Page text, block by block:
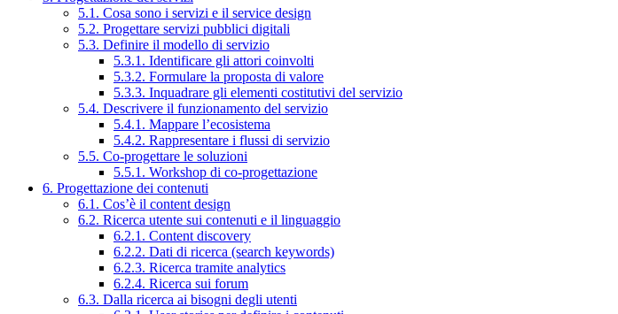
5.1. Cosa sono i servizi e il service design
5.2. Progettare servizi pubblici digitali
5.3. Definire il modello di servizio
5.3.1. Identificare gli attori coinvolti
5.3.2. Formulare la proposta di valore
5.3.3. Inquadrare gli elementi costitutivi del servizio
5.4. Descrivere il funzionamento del servizio
5.4.1. Mappare l’ecosistema
5.4.2. Rappresentare i flussi di servizio
5.5. Co-progettare le soluzioni
5.5.1. Workshop di co-progettazione
6. Progettazione dei contenuti
6.1. Cos’è il content design
6.2. Ricerca utente sui contenuti e il linguaggio
6.2.1. Content discovery
6.2.2. Dati di ricerca (search keywords)
6.2.3. Ricerca tramite analytics
6.2.4. Ricerca sui forum
6.3. Dalla ricerca ai bisogni degli utenti